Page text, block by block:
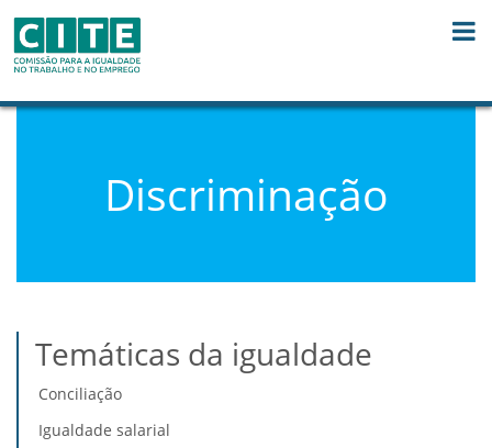
Discriminação
Temáticas da igualdade
Conciliação
Igualdade salarial